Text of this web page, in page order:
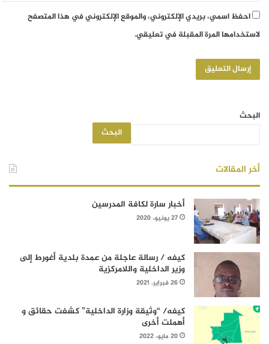
احفظ اسمي، بريدي الإلكتروني، والموقع الإلكتروني في هذا المتصفح
لاستخدامها المرة المقبلة في تعليقي.
البحث
البحث
أخر المقالات
أخبار سارة لكافة المدرسين
27 يونيو، 2020
كيفه / رسالة عاجلة من عمدة بلدية أغورط إلى
وزير الداخلية واللامركزية
26 فبراير، 2021
كيفه/ “وثيقة وزارة الداخلية” كشفت حقائق و
أهملت أخرى
20 مايو، 2022